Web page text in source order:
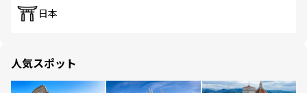
日本
人気スポット